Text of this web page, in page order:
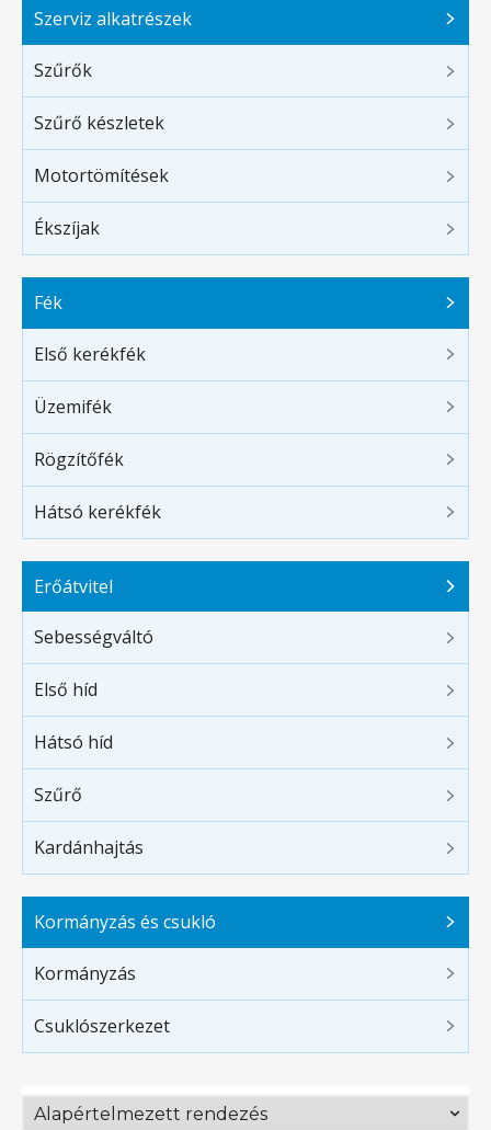
Szerviz alkatrészek
Szűrők
Szűrő készletek
Motortömítések
Ékszíjak
Fék
Első kerékfék
Üzemifék
Rögzítőfék
Hátsó kerékfék
Erőátvitel
Sebességváltó
Első híd
Hátsó híd
Szűrő
Kardánhajtás
Kormányzás és csukló
Kormányzás
Csuklószerkezet